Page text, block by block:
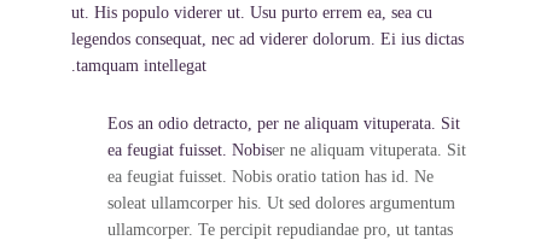
ut. His populo viderer ut. Usu purto errem ea, sea cu
legendos consequat, nec ad viderer dolorum. Ei ius dictas
tamquam intellegat.
Eos an odio detracto, per ne aliquam vituperata. Sit
ea feugiat fuisset. Nobiser ne aliquam vituperata. Sit
ea feugiat fuisset. Nobis oratio tation has id. Ne
soleat ullamcorper his. Ut sed dolores argumentum
ullamcorper. Te percipit repudiandae pro, ut tantas